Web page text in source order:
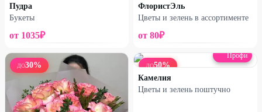
2220 3340₽ 3680₽
Пудра
Букеты
от 1035₽
ФлористЭль
Цветы и зелень в ассортименте
от 80₽
ДО30% ДО50%
Профи
Камелия
Цветы и зелень поштучно